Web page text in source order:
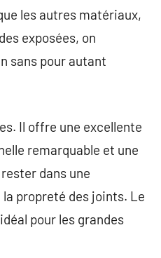
les autres matériaux,
exposées, on
sans pour autant
Il offre une excellente
remarquable et une
dans une
propreté des joints. Le
pour les grandes